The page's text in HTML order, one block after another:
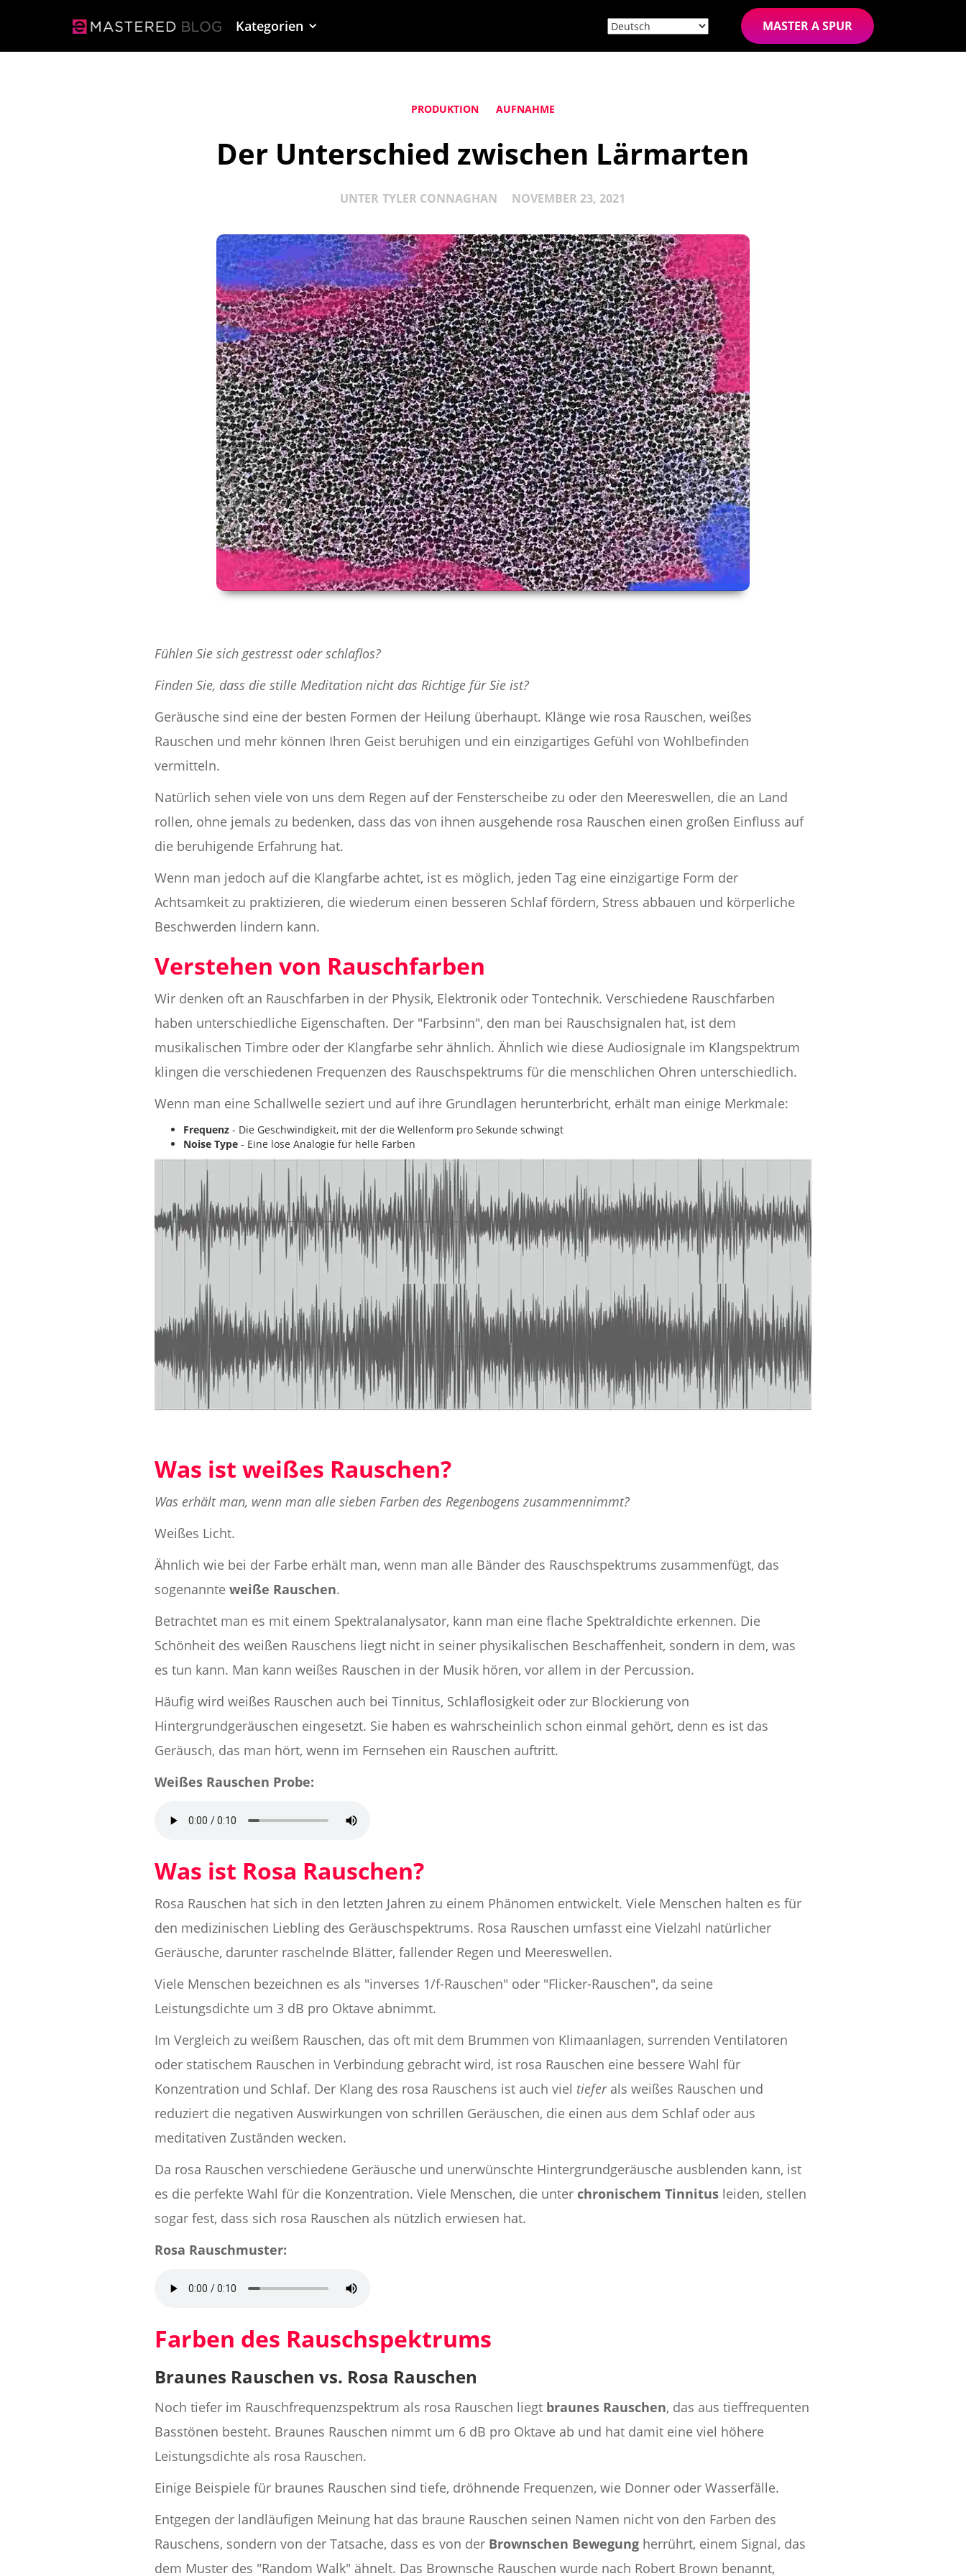
Kategorien MASTER A SPUR
PRODUKTION AUFNAHME
Der Unterschied zwischen Lärmarten
UNTER TYLER CONNAGHAN NOVEMBER 23, 2021
Fühlen Sie sich gestresst oder schlaflos?
Finden Sie, dass die stille Meditation nicht das Richtige für Sie ist?
Geräusche sind eine der besten Formen der Heilung überhaupt. Klänge wie rosa Rauschen, weißes
Rauschen und mehr können Ihren Geist beruhigen und ein einzigartiges Gefühl von Wohlbefinden
vermitteln.
Natürlich sehen viele von uns dem Regen auf der Fensterscheibe zu oder den Meereswellen, die an Land
rollen, ohne jemals zu bedenken, dass das von ihnen ausgehende rosa Rauschen einen großen Einfluss auf
die beruhigende Erfahrung hat.
Wenn man jedoch auf die Klangfarbe achtet, ist es möglich, jeden Tag eine einzigartige Form der
Achtsamkeit zu praktizieren, die wiederum einen besseren Schlaf fördern, Stress abbauen und körperliche
Beschwerden lindern kann.
Verstehen von Rauschfarben
Wir denken oft an Rauschfarben in der Physik, Elektronik oder Tontechnik. Verschiedene Rauschfarben
haben unterschiedliche Eigenschaften. Der "Farbsinn", den man bei Rauschsignalen hat, ist dem
musikalischen Timbre oder der Klangfarbe sehr ähnlich. Ähnlich wie diese Audiosignale im Klangspektrum
klingen die verschiedenen Frequenzen des Rauschspektrums für die menschlichen Ohren unterschiedlich.
Wenn man eine Schallwelle seziert und auf ihre Grundlagen herunterbricht, erhält man einige Merkmale:
Frequenz - Die Geschwindigkeit, mit der die Wellenform pro Sekunde schwingt
Noise Type - Eine lose Analogie für helle Farben
Was ist weißes Rauschen?
Was erhält man, wenn man alle sieben Farben des Regenbogens zusammennimmt?
Weißes Licht.
Ähnlich wie bei der Farbe erhält man, wenn man alle Bänder des Rauschspektrums zusammenfügt, das
sogenannteweiße Rauschen.
Betrachtet man es mit einem Spektralanalysator, kann man eine flache Spektraldichte erkennen. Die
Schönheit des weißen Rauschens liegt nicht in seiner physikalischen Beschaffenheit, sondern in dem, was
es tun kann. Man kann weißes Rauschen in der Musik hören, vor allem in der Percussion.
Häufig wird weißes Rauschen auch bei Tinnitus, Schlaflosigkeit oder zur Blockierung von
Hintergrundgeräuschen eingesetzt. Sie haben es wahrscheinlich schon einmal gehört, denn es ist das
Geräusch, das man hört, wenn im Fernsehen ein Rauschen auftritt.
Weißes Rauschen Probe:
Was ist Rosa Rauschen?
Rosa Rauschen hat sich in den letzten Jahren zu einem Phänomen entwickelt. Viele Menschen halten es für
den medizinischen Liebling des Geräuschspektrums. Rosa Rauschen umfasst eine Vielzahl natürlicher
Geräusche, darunter raschelnde Blätter, fallender Regen und Meereswellen.
Viele Menschen bezeichnen es als "inverses 1/f-Rauschen" oder "Flicker-Rauschen", da seine
Leistungsdichte um 3 dB pro Oktave abnimmt.
Im Vergleich zu weißem Rauschen, das oft mit dem Brummen von Klimaanlagen, surrenden Ventilatoren
oder statischem Rauschen in Verbindung gebracht wird, ist rosa Rauschen eine bessere Wahl für
Konzentration und Schlaf. Der Klang des rosa Rauschens ist auch viel tieferals weißes Rauschen und
reduziert die negativen Auswirkungen von schrillen Geräuschen, die einen aus dem Schlaf oder aus
meditativen Zuständen wecken.
Da rosa Rauschen verschiedene Geräusche und unerwünschte Hintergrundgeräusche ausblenden kann, ist
es die perfekte Wahl für die Konzentration. Viele Menschen, die unterchronischem Tinnitus leiden, stellen
sogar fest, dass sich rosa Rauschen als nützlich erwiesen hat.
Rosa Rauschmuster:
Farben des Rauschspektrums
Braunes Rauschen vs. Rosa Rauschen
Noch tiefer im Rauschfrequenzspektrum als rosa Rauschen liegt braunes Rauschen, das aus tieffrequenten
Basstönen besteht. Braunes Rauschen nimmt um 6 dB pro Oktave ab und hat damit eine viel höhere
Leistungsdichte als rosa Rauschen.
Einige Beispiele für braunes Rauschen sind tiefe, dröhnende Frequenzen, wie Donner oder Wasserfälle.
Entgegen der landläufigen Meinung hat das braune Rauschen seinen Namen nicht von den Farben des
Rauschens, sondern von der Tatsache, dass es von der Brownschen Bewegung herrührt, einem Signal, das
dem Muster des "Random Walk" ähnelt. Das Brownsche Rauschen wurde nach Robert Brown benannt,